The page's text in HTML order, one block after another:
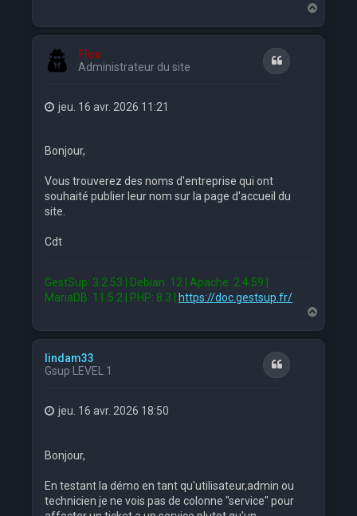
a
Flox
Administrateur du site
Citation
jeu. 16 avr. 2026 11:21
Bonjour,
Vous trouverez des noms d'entreprise qui ont
souhaité publier leur nom sur la page d'accueil du
site.
Cdt
GestSup: 3.2.53 | Debian: 12 | Apache: 2.4.59 |
MariaDB: 11.5.2 | PHP: 8.3 |
https://doc.gestsup.fr/
a
u
lindam33
Gsup LEVEL 1
Citation
jeu. 16 avr. 2026 18:50
Bonjour,
En testant la démo en tant qu'utilisateur,admin ou
technicien je ne vois pas de colonne "service" pour